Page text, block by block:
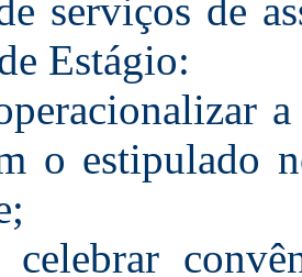
serviços de
Estágio:
o estipulado